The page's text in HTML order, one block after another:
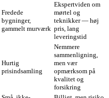
Fredede
bygninger,
gammelt murværk
Ekspertviden om
mørtel og
teknikker — høj
pris, lang
leveringstid
Hurtig
prisindsamling
Nemmere
sammenligning,
men vær
opmærksom på
kvalitet og
forsikring